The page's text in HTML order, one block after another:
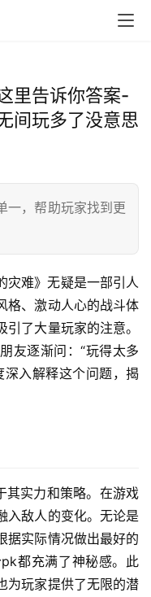
里告诉你答案-
间玩多了没意思
一，帮助玩家找到更
灾难》无疑是一部引人
格、激动人心的战斗体
了大量玩家的注意。
友逐渐问：“玩得太多
深入解释这个问题，揭
其实力和策略。在游戏
入敌人的变化。无论是
据实际情况做出最好的
都充满了神秘感。此
为玩家提供了无限的潜